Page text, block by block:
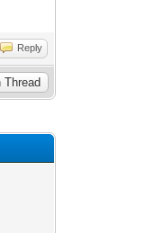
Reply